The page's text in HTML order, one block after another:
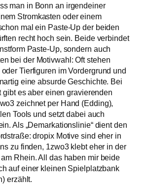
man in Bonn an irgendeiner
Stromkasten oder einem
mal ein Paste-Up der beiden
recht hoch sein. Beide verbindet
Paste-Up, sondern auch
bei der Motivwahl: Oft stehen
Tierfiguren im Vordergrund und
eine absurde Geschichte. Bei
es aber einen gravierenden
zeichnet per Hand (Edding),
Tools und setzt dabei auch
Als „Demarkationslinie“ dient den
dropix Motive sind eher in
zu finden, 1zwo3 klebt eher in der
Rhein. All das haben mir beide
auf einer kleinen Spielplatzbank
erzählt.